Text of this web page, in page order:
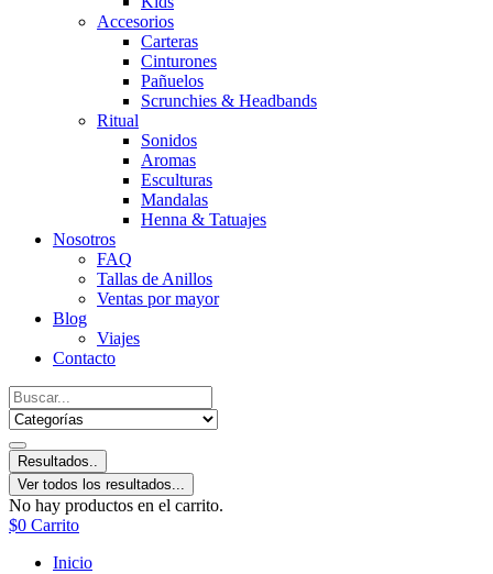
Accesorios
Carteras
Cinturones
Pañuelos
Scrunchies & Headbands
Ritual
Sonidos
Aromas
Esculturas
Mandalas
Henna & Tatuajes
Nosotros
FAQ
Tallas de Anillos
Ventas por mayor
Blog
Viajes
Contacto
Resultados..
Ver todos los resultados...
No hay productos en el carrito.
$0 Carrito
Inicio